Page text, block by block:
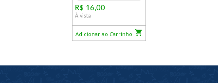
R$ 16,00
À vista
Adicionar ao Carrinho